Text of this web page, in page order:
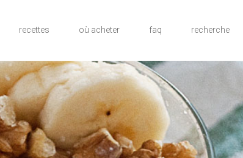
recettes où acheter faq recherche